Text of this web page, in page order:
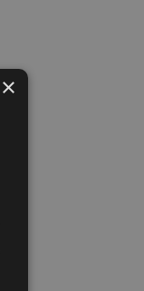
×